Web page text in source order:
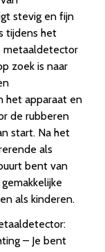
stevig en fijn
tijdens het
metaaldetector
zoek is naar
het apparaat en
de rubberen
start. Na het
als
bent van
als kinderen.
– Je bent